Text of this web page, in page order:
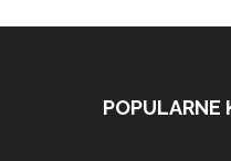
POPULARNE